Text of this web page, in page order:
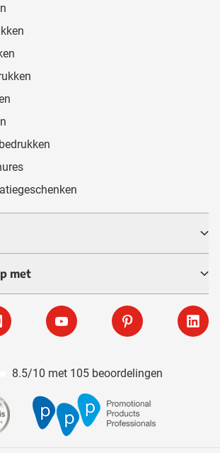
met
YouTube Pinterest
reviewpercentage is 85
8.5/10 met 105 beoordelingen